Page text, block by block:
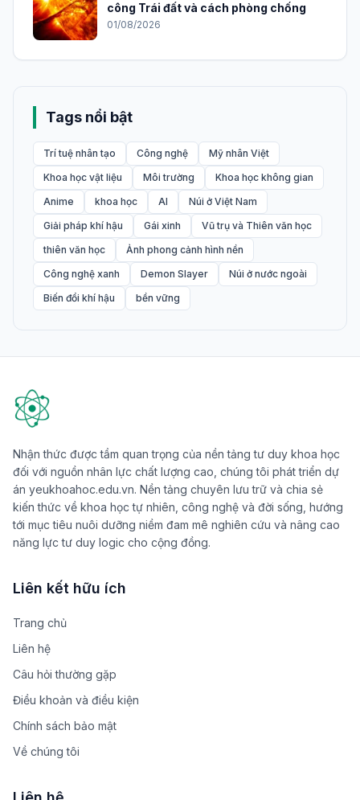
công Trái đất và cách phòng chống
01/08/2026
Tags nổi bật
Trí tuệ nhân tạo Công nghệ
Mỹ nhân Việt
Khoa học vật liệu
Môi trường
Khoa học không gian
Anime
khoa học AI
Núi ở Việt Nam
Giải pháp khí hậu
Gái xinh
Vũ trụ và Thiên văn học
thiên văn học
Ảnh phong cảnh hình nền
Công nghệ xanh
Demon Slayer
Núi ở nước ngoài
Biến đổi khí hậu
bền vững
Nhận thức được tầm quan trọng của nền tảng tư duy khoa học
đối với nguồn nhân lực chất lượng cao, chúng tôi phát triển dự
án yeukhoahoc.edu.vn. Nền tảng chuyên lưu trữ và chia sẻ
kiến thức về khoa học tự nhiên, công nghệ và đời sống, hướng
tới mục tiêu nuôi dưỡng niềm đam mê nghiên cứu và nâng cao
năng lực tư duy logic cho cộng đồng.
Liên kết hữu ích
Trang chủ
Liên hệ
Câu hỏi thường gặp
Điều khoản và điều kiện
Chính sách bảo mật
Về chúng tôi